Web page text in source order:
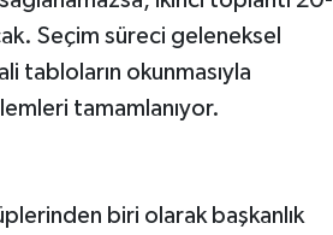
Seçim süreci geleneksel
tabloların okunmasıyla
tamamlanıyor.
biri olarak başkanlık